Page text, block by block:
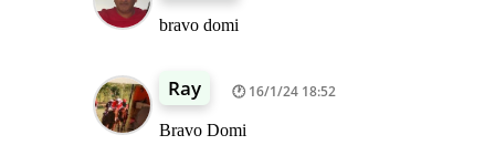
bravo domi
Ray 16/1/24 18:52
Bravo Domi